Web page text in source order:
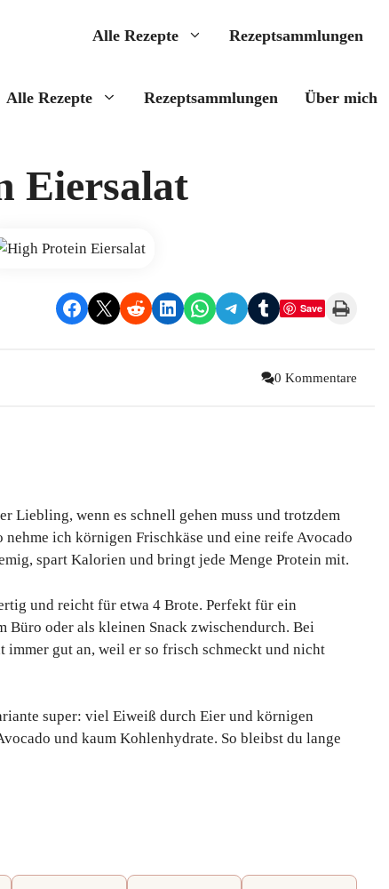
Alle Rezepte Rezeptsammlungen
Alle Rezepte Rezeptsammlungen Über mich
Eiersalat
Share on Facebook
Share on X Share on RedditShare on LinkedIn
Share on WhatsApp
Share on Telegram
Share on Tumblr
Save Print this Page
0 Kommentare
Liebling, wenn es schnell gehen muss und trotzdem
ich körnigen Frischkäse und eine reife Avocado
spart Kalorien und bringt jede Menge Protein mit.
und reicht für etwa 4 Brote. Perfekt für ein
Büro oder als kleinen Snack zwischendurch. Bei
immer gut an, weil er so frisch schmeckt und nicht
super: viel Eiweiß durch Eier und körnigen
und kaum Kohlenhydrate. So bleibst du lange